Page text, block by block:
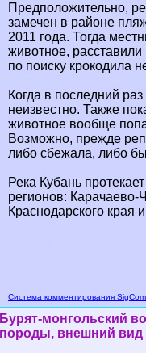
Предположительно,
замечен в районе
2011 года. Тогда
животное,
по поиску крокодила
Когда в последний
неизвестно. Также
животное вообще
Возможно, прежде
либо сбежала, либо
Река Кубань
регионов: Карачаево-
Краснодарского края
Система комментирования
Бурят-монгольский
породы, внешний вид